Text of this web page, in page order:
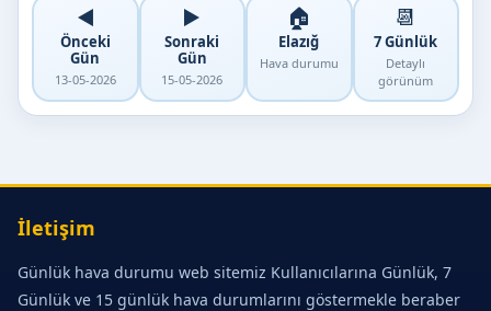
◀️
Önceki
Gün
13-05-2026
▶️
Sonraki
Gün
15-05-2026
🏠
Elazığ
Hava durumu
📆
7 Günlük
Detaylı
görünüm
İletişim
Günlük hava durumu web sitemiz Kullanıcılarına Günlük, 7
Günlük ve 15 günlük hava durumlarını göstermekle beraber